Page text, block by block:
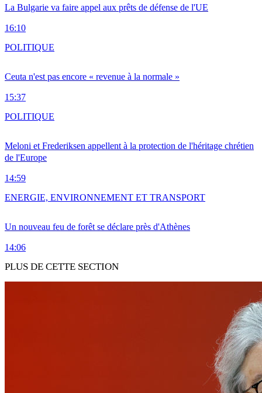
La Bulgarie va faire appel aux prêts de défense de l'UE
16:10
Ceuta n'est pas encore « revenue à la normale »
15:37
POLITIQUE
Meloni et Frederiksen appellent à la protection de l'héritage chrétien
de l'Europe
14:59
POLITIQUE
Un nouveau feu de forêt se déclare près d'Athènes
14:06
ENERGIE, ENVIRONNEMENT ET TRANSPORT
PLUS DE CETTE SECTION